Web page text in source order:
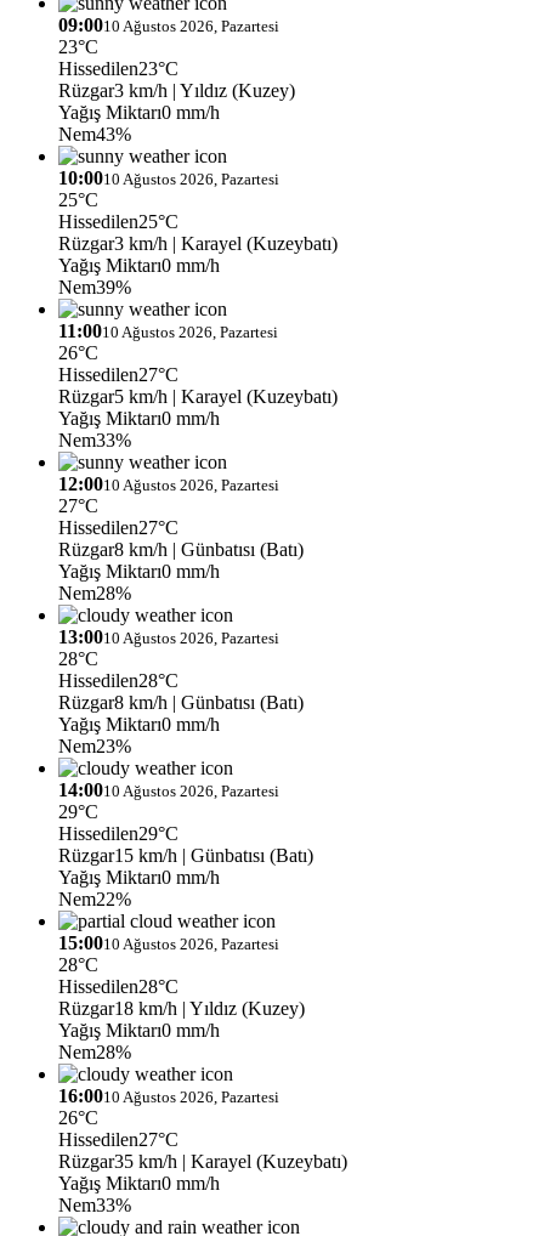
09:0010 Ağustos 2026, Pazartesi
23°C
Hissedilen23°C
Rüzgar3 km/h | Yıldız (Kuzey)
Yağış Miktarı0 mm/h
Nem43%
10:0010 Ağustos 2026, Pazartesi
25°C
Hissedilen25°C
Rüzgar3 km/h | Karayel (Kuzeybatı)
Yağış Miktarı0 mm/h
Nem39%
11:0010 Ağustos 2026, Pazartesi
26°C
Hissedilen27°C
Rüzgar5 km/h | Karayel (Kuzeybatı)
Yağış Miktarı0 mm/h
Nem33%
12:0010 Ağustos 2026, Pazartesi
27°C
Hissedilen27°C
Rüzgar8 km/h | Günbatısı (Batı)
Yağış Miktarı0 mm/h
Nem28%
13:0010 Ağustos 2026, Pazartesi
28°C
Hissedilen28°C
Rüzgar8 km/h | Günbatısı (Batı)
Yağış Miktarı0 mm/h
Nem23%
14:0010 Ağustos 2026, Pazartesi
29°C
Hissedilen29°C
Rüzgar15 km/h | Günbatısı (Batı)
Yağış Miktarı0 mm/h
Nem22%
15:0010 Ağustos 2026, Pazartesi
28°C
Hissedilen28°C
Rüzgar18 km/h | Yıldız (Kuzey)
Yağış Miktarı0 mm/h
Nem28%
16:0010 Ağustos 2026, Pazartesi
26°C
Hissedilen27°C
Rüzgar35 km/h | Karayel (Kuzeybatı)
Yağış Miktarı0 mm/h
Nem33%